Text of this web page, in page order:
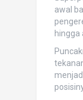
awal
hingga